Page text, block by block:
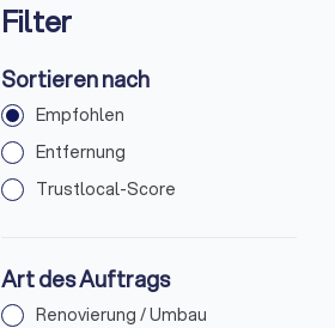
Filter
Sortieren nach
Empfohlen
Entfernung
Trustlocal-Score
Art des Auftrags
Renovierung / Umbau